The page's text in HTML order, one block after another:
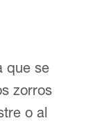
que se
zorros
o al